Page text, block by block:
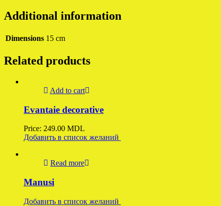
Additional information
Dimensions 15 cm
Related products
Add to cart
Evantaie decorative
Price: 249.00 MDL
Добавить в список желаний
Read more
Manusi
Добавить в список желаний